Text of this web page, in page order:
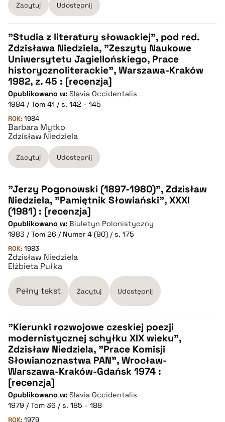
BIBTEX
pobierz cytat
Zacytuj Udostępnij
CZYSTY TEKST
pobierz cytat
BIBTEX
pobierz cytat
"Studia z literatury słowackiej", pod red.
Zdzisława Niedziela, "Zeszyty Naukowe
Uniwersytetu Jagiellońskiego, Prace
historycznoliterackie", Warszawa-Kraków
1982, z. 45 : [recenzja]
Opublikowano w: Slavia Occidentalis
1984 / Tom 41 / s. 142 - 145
ROK: 1984
Barbara Mytko
Zdzisław Niedziela
Zacytuj Udostępnij
CZYSTY TEKST
pobierz cytat
BIBTEX
pobierz cytat
"Jerzy Pogonowski (1897-1980)", Zdzisław
Niedziela, "Pamiętnik Słowiański", XXXI
(1981) : [recenzja]
Opublikowano w: Biuletyn Polonistyczny
1983 / Tom 26 / Numer 4 (90) / s. 175
ROK: 1983
Zdzisław Niedziela
Elżbieta Pułka
Pełny tekst Zacytuj Udostępnij
CZYSTY TEKST
pobierz cytat
BIBTEX
"Kierunki rozwojowe czeskiej poezji
modernistycznej schyłku XIX wieku",
Zdzisław Niedziela, "Prace Komisji
Słowianoznastwa PAN", Wrocław-
Warszawa-Kraków-Gdańsk 1974 :
[recenzja]
Opublikowano w: Slavia Occidentalis
1979 / Tom 36 / s. 185 - 188
ROK: 1979